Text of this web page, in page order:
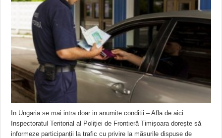
ANUNȚ OPRIRE APĂ în Reșița, cartier Țerova – avarie – 04.08.2026
ANUNȚ OPRIRE APĂ în Reșița – avarie – 03.08.2026 – Calea Caransebeșului
In Ungaria se mai intra doar in anumite conditii – Afla de aici.
Inspectoratul Teritorial al Poliției de Frontieră Timișoara dorește să
informeze participanții la trafic cu privire la măsurile dispuse de